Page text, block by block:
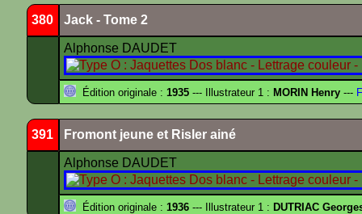
380 Jack - Tome 2
Alphonse DAUDET
Édition originale : 1935 --- Illustrateur 1 : MORIN Henry ---
391 Fromont jeune et Risler ainé
Alphonse DAUDET
Édition originale : 1936 --- Illustrateur 1 : DUTRIAC